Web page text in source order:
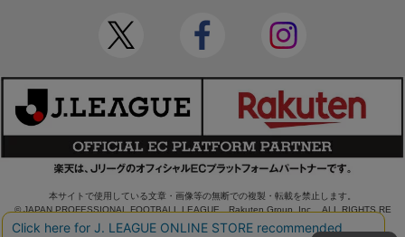
本サイトで使用している文章・画像等の無断での複製・転載を禁止します。
© JAPAN PROFESSIONAL FOOTBALL LEAGUE Rakuten Group, Inc. ALL RIGHTS RE
SERVED.